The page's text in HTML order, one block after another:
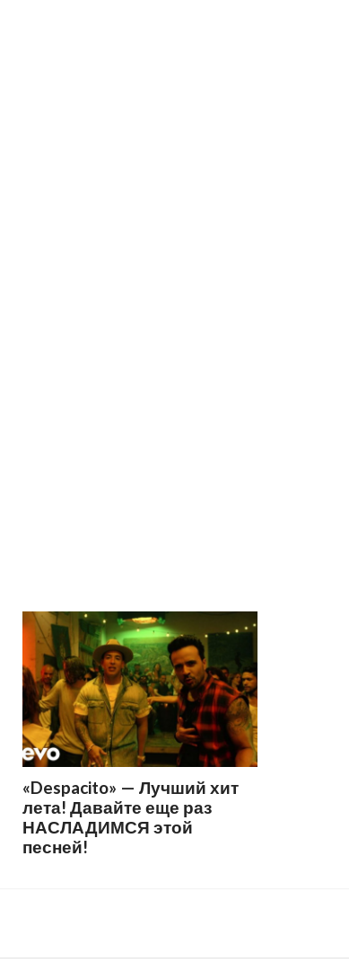
«Despacito» — Лучший хит
лета! Давайте еще раз
НАСЛАДИМСЯ этой
песней!